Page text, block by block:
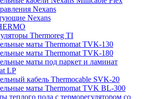
Nexans
Nexans
Thermoreg TI
маты Thermomat TVK-130
маты Thermomat TVK-180
маты под паркет и ламинат
LP
кабель Thermocable SVK-20
маты Thermomat TVK BL-300
теплого пола с терморегулятором со